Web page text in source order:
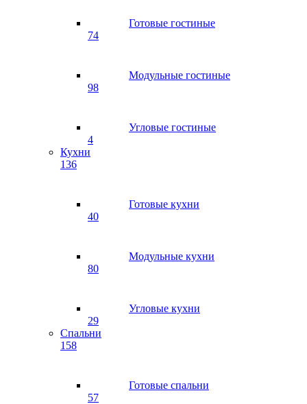
Готовые гостиные
74
Модульные гостиные
98
Угловые гостиные
4
Кухни
136
Готовые кухни
40
Модульные кухни
80
Угловые кухни
29
Спальни
158
Готовые спальни
57